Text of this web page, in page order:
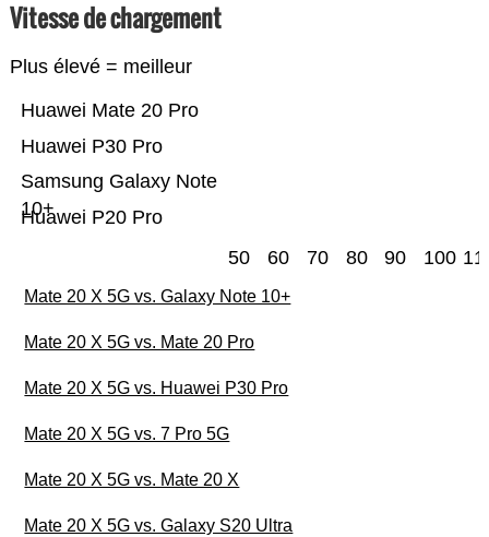
Vitesse de chargement
Plus élevé = meilleur
Huawei P20 Pro
Samsung Galaxy Note
10+
Huawei P30 Pro
Huawei Mate 20 Pro
50 60 70 80 90 100
Mate 20 X 5G vs. Galaxy Note 10+
Mate 20 X 5G vs. Mate 20 Pro
Mate 20 X 5G vs. Huawei P30 Pro
Mate 20 X 5G vs. 7 Pro 5G
Mate 20 X 5G vs. Mate 20 X
Mate 20 X 5G vs. Galaxy S20 Ultra